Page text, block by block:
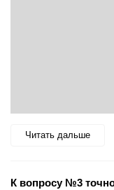
Читать дальше
К вопросу №3